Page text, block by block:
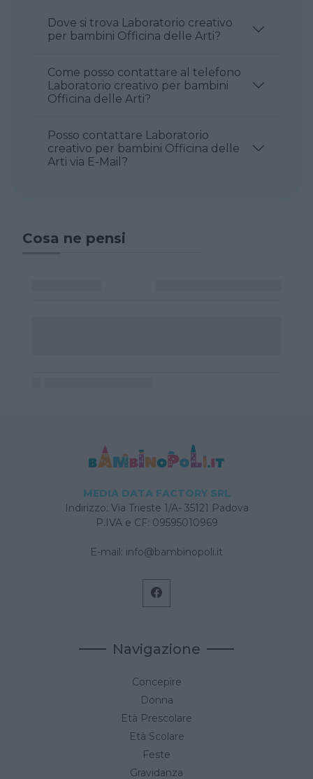
Dove si trova Laboratorio creativo
per bambini Officina delle Arti?
Come posso contattare al telefono
Laboratorio creativo per bambini
Officina delle Arti?
Posso contattare Laboratorio
creativo per bambini Officina delle
Arti via E-Mail?
Cosa ne pensi
MEDIA DATA FACTORY SRL
Indirizzo: Via Trieste 1/A- 35121 Padova
P.IVA e CF: 09595010969
E-mail: info@bambinopoli.it
Navigazione
Concepire
Donna
Età Prescolare
Età Scolare
Feste
Gravidanza